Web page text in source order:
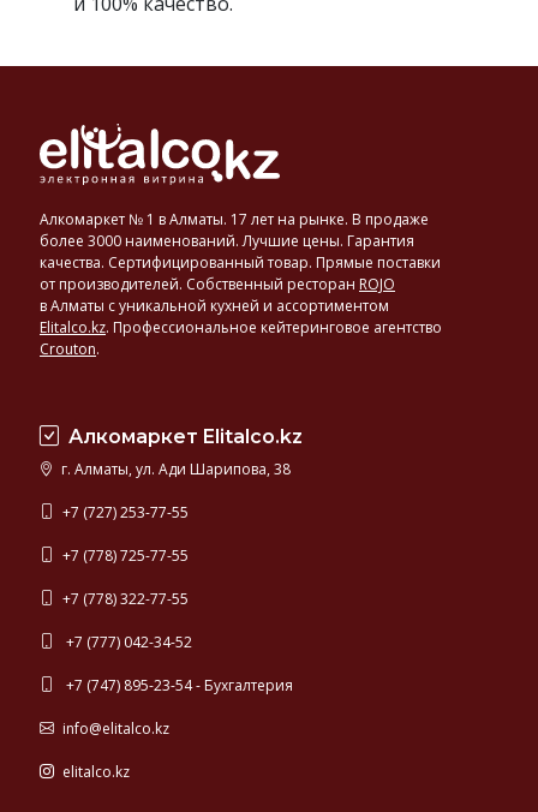
Алкомаркет № 1 в Алматы. 17 лет на рынке. В продаже
более 3000 наименований. Лучшие цены. Гарантия
качества. Сертифицированный товар. Прямые поставки
от производителей. Собственный ресторан ROJO
в Алматы с уникальной кухней и ассортиментом
Elitalco.kz. Профессиональное кейтеринговое агентство
Crouton.
Алкомаркет Elitalco.kz
г. Алматы, ул. Ади Шарипова, 38
+7 (727) 253-77-55
+7 (778) 725-77-55
+7 (778) 322-77-55
+7 (777) 042-34-52
+7 (747) 895-23-54 - Бухгалтерия
info@elitalco.kz
elitalco.kz